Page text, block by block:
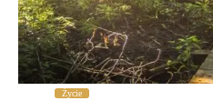
Życie